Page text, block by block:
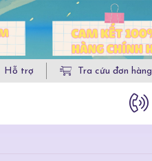
Hỗ trợ Tra cứu đơn hàng